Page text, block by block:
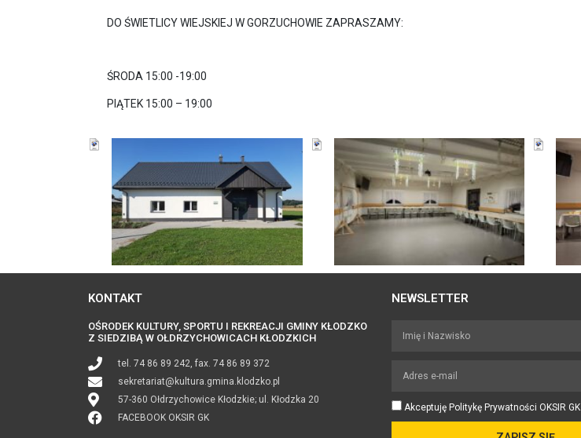
DO ŚWIETLICY WIEJSKIEJ W GORZUCHOWIE ZAPRASZAMY:
ŚRODA 15:00 -19:00
PIĄTEK 15:00 – 19:00
KONTAKT
OŚRODEK KULTURY, SPORTU I REKREACJI GMINY KŁODZKO
Z SIEDZIBĄ W OŁDRZYCHOWICACH KŁODZKICH
tel. 74 86 89 242, fax. 74 86 89 372
sekretariat@kultura.gmina.klodzko.pl
57-360 Ołdrzychowice Kłodzkie; ul. Kłodzka 20
FACEBOOK OKSIR GK
NEWSLETTER
Akceptuję Politykę Prywatności OKSIR GK